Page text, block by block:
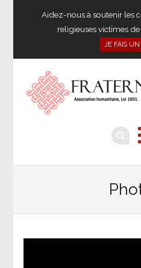
Aidez-nous à soutenir les
religieuses victimes
JE FAIS UN